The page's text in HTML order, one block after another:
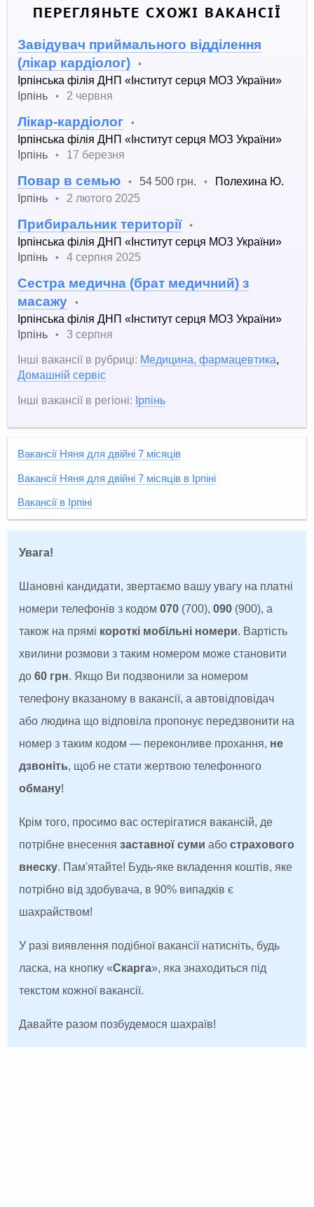
ПЕРЕГЛЯНЬТЕ СХОЖІ ВАКАНСІЇ
Завідувач приймального відділення
(лікар кардіолог)
•
Ірпінська філія ДНП «Інститут серця МОЗ України»
Ірпінь
• 2 червня
Лікар-кардіолог •
Ірпінська філія ДНП «Інститут серця МОЗ України»
Ірпінь
• 17 березня
Повар в семью • 54 500 грн. •
Полехина Ю.
Ірпінь
• 2 лютого 2025
Прибиральник території •
Ірпінська філія ДНП «Інститут серця МОЗ України»
Ірпінь
• 4 серпня 2025
Сестра медична (брат медичний) з
масажу
•
Ірпінська філія ДНП «Інститут серця МОЗ України»
Ірпінь
•
3 серпня
Інші вакансії в рубриці: Медицина, фармацевтика,
Домашній сервіс
Інші вакансії в регіоні: Ірпінь
Вакансії Няня для двійні 7 місяців
Вакансії Няня для двійні 7 місяців в Ірпіні
Вакансії в Ірпіні
Увага!
Шановні кандидати, звертаємо вашу увагу на платні
номери телефонів з кодом070 (700),090 (900), а
також на прямі короткі мобільні номери. Вартість
хвилини розмови з таким номером може становити
до60 грн. Якщо Ви подзвонили за номером
телефону вказаному в вакансії, а автовідповідач
або людина що відповіла пропонує передзвонити на
номер з таким кодом — переконливе прохання, не
дзвоніть, щоб не стати жертвою телефонного
обману!
Крім того, просимо вас остерігатися вакансій, де
потрібне внесеннязаставної суми абострахового
внеску. Пам'ятайте! Будь-яке вкладення коштів, яке
потрібно від здобувача, в 90% випадків є
шахрайством!
У разі виявлення подібної вакансії натисніть, будь
ласка, на кнопку «Скарга», яка знаходиться під
текстом кожної вакансії.
Давайте разом позбудемося шахраїв!